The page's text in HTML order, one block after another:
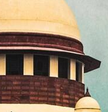
याचिकासुप्रीम कोर्ट
(CBI) और